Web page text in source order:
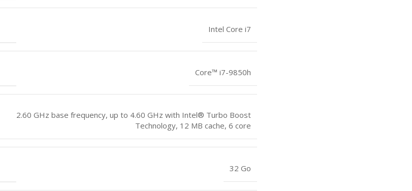
Intel Core i7
Core™ i7-9850h
2.60 GHz base frequency, up to 4.60 GHz with Intel® Turbo Boost
Technology, 12 MB cache, 6 core
32 Go